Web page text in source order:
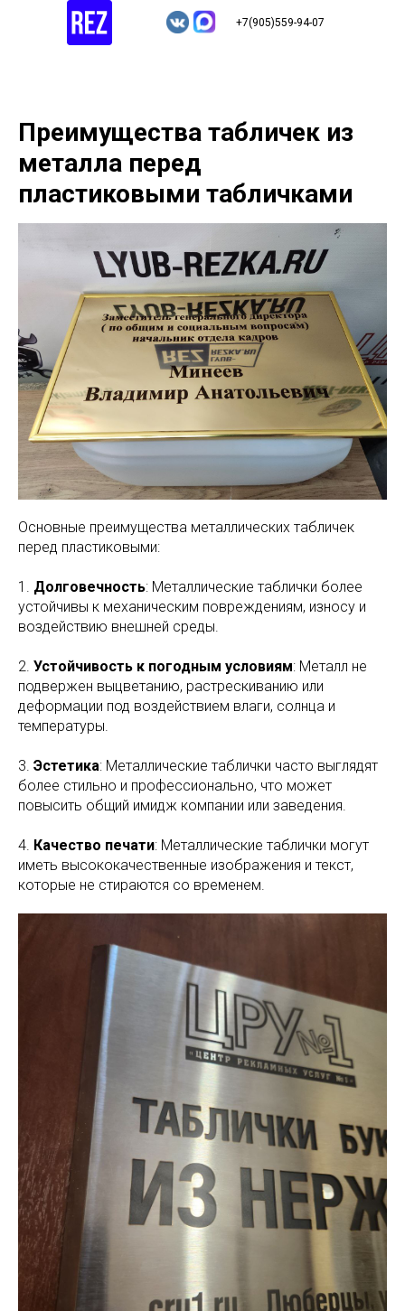
+7(905)559-94-07
Преимущества табличек из
металла перед
пластиковыми табличками
Основные преимущества металлических табличек
перед пластиковыми:
1. Долговечность: Металлические таблички более
устойчивы к механическим повреждениям, износу и
воздействию внешней среды.
2. Устойчивость к погодным условиям: Металл не
подвержен выцветанию, растрескиванию или
деформации под воздействием влаги, солнца и
температуры.
3. Эстетика: Металлические таблички часто выглядят
более стильно и профессионально, что может
повысить общий имидж компании или заведения.
4. Качество печати: Металлические таблички могут
иметь высококачественные изображения и текст,
которые не стираются со временем.